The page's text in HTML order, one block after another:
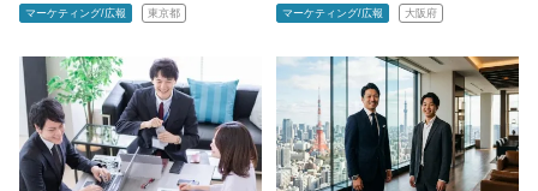
マーケティング/広報 東京都 マーケティング/広報 大阪府